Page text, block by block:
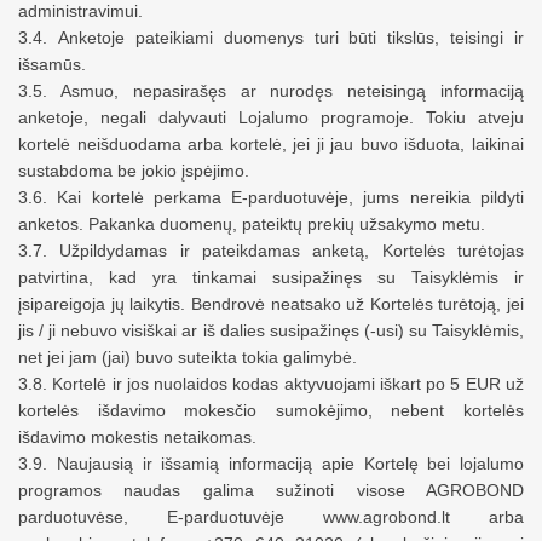
administravimui.
3.4. Anketoje pateikiami duomenysturi būti tikslūs, teisingi ir
išsamūs.
3.5. Asmuo, nepasirašęs ar nurodęs neteisingą informaciją
anketoje , negali dalyvauti Lojalumo programoje. Tokiu atveju
kortelė neišduodama arba kortelė, jei ji jau buvo išduota, laikinai
sustabdoma be jokio įspėjimo.
3.6. Kai kortelė perkama E-parduotuvėje, jums nereikia pildyti
anketos. Pakanka duomenų, pateiktų prekių užsakymo metu.
3.7. Užpildydamas ir pateikdamasanketą , Kortelės turėtojas
patvirtina, kad yra tinkamai susipažinęs su Taisyklėmis ir
įsipareigoja jų laikytis. Bendrovė neatsako už Kortelės turėtoją, jei
jis / ji nebuvo visiškai ar iš dalies susipažinęs (-usi) su Taisyklėmis,
net jei jam (jai) buvo suteikta tokia galimybė.
3.8. Kortelė ir jos nuolaidos kodas aktyvuojami iškart po 5 EUR už
kortelės išdavimo mokesčio sumokėjimo, nebent kortelės
išdavimo mokestis netaikomas.
3.9. Naujausią ir išsamią informaciją apie Kortelę bei lojalumo
programos naudas galimasužinoti visose AGROBOND
parduotuvėse, E-parduotuvėje www.agrobond.lt arba